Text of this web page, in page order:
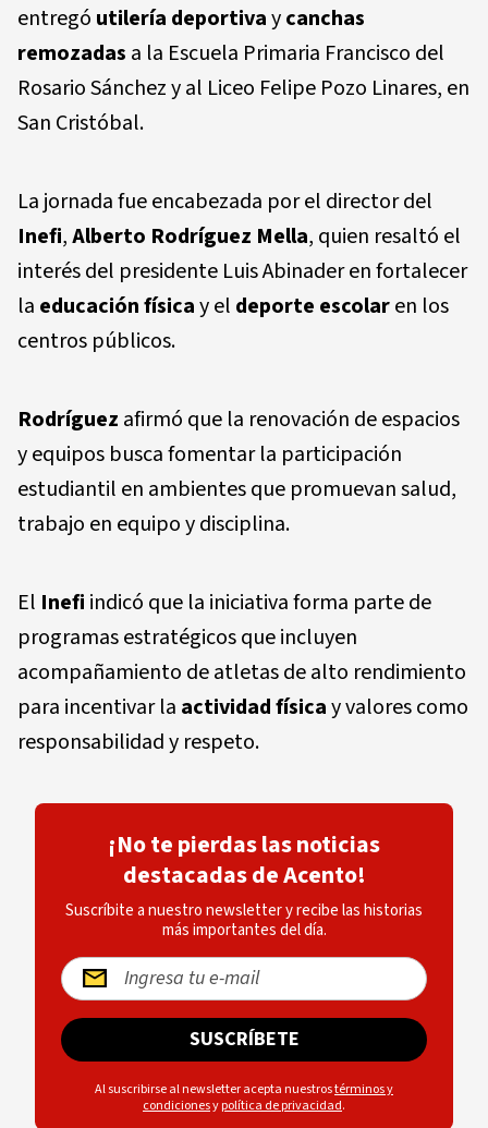
entregó utilería deportivaycanchas
remozadas a la Escuela Primaria Francisco del
Rosario Sánchez y al Liceo Felipe Pozo Linares, en
San Cristóbal.
La jornada fue encabezada por el director del
Inefi,Alberto Rodríguez Mella, quien resaltó el
interés del presidente Luis Abinader en fortalecer
la educación físicay el deporte escolaren los
centros públicos.
Rodríguez afirmó que la renovación de espacios
y equipos busca fomentar la participación
estudiantil en ambientes que promuevan salud,
trabajo en equipo y disciplina.
El Inefi indicó que la iniciativa forma parte de
programas estratégicos que incluyen
acompañamiento de atletas de alto rendimiento
para incentivar la actividad físicay valores como
responsabilidad y respeto.
¡No te pierdas las noticias
destacadas de Acento!
Suscríbite a nuestro newsletter y recibe las historias
más importantes del día.
SUSCRÍBETE
Al suscribirse al newsletter acepta nuestrostérminos y
condicionesypolítica de privacidad.